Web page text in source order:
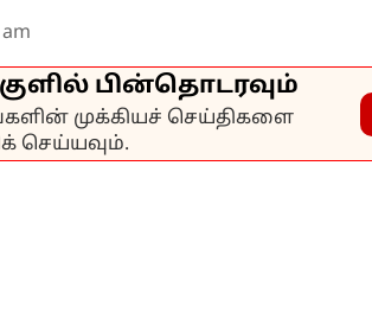
பின்தொடரவும்
முக்கியச் செய்திகளை
செய்யவும்.